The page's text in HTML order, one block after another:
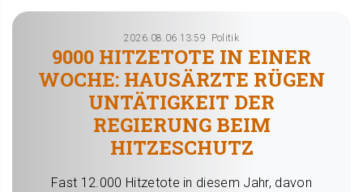
2026.08.06 13:59 Politik
9000 HITZETOTE IN EINER
WOCHE: HAUSÄRZTE RÜGEN
UNTÄTIGKEIT DER
REGIERUNG BEIM
HITZESCHUTZ
Fast 12.000 Hitzetote in diesem Jahr, davon